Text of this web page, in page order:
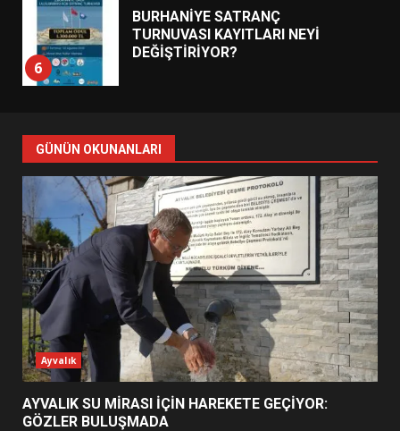
6
BURHANİYE SATRANÇ
TURNUVASI KAYITLARI NEYİ
DEĞİŞTİRİYOR?
7
YENİ YÖNETİM NASIL
ŞEKİLLENDİ?
1
AYVALIK SU MİRASI İÇİN
HAREKETE GEÇİYOR: GÖZLER
BULUŞMADA
2
ESA 2026’DA TÜRK BAHARATI
NEYİ TEMSİL ETTİ?
GÜNÜN OKUNANLARI
Ayvalık
AYVALIK SU MİRASI İÇİN HAREKETE GEÇİYOR:
GÖZLER BULUŞMADA